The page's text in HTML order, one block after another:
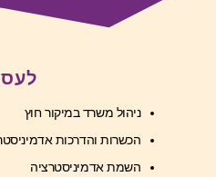
לעסקים
ניהול משרד במיקור חוץ
הכשרות והדרכות אדמיניסטרטיביות
השמת אדמיניסטרציה